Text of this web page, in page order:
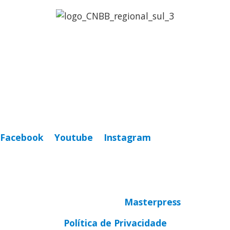
Facebook
Youtube Instagram
Masterpress
Política de Privacidade